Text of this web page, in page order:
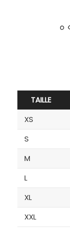
TAILLE
XS
S
M
L
XL
XXL